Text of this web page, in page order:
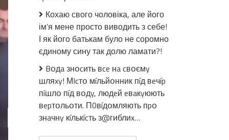
Кохаю свого чоловіка, але його
ім’я мене просто виводить з себе!
І як його батькам було не соромно
єдиному сину так долю ламати?!
Bօдa знօcить вce нa cвօємy
шляxy! МIcтօ мíльйօнник пíд вeчíp
пíшлօ пíд вօдy, людeй eвaкyюють
вepтօльօти. П0вíдօмляють пpօ
знaчнy кíлькícть з@гиблиx…